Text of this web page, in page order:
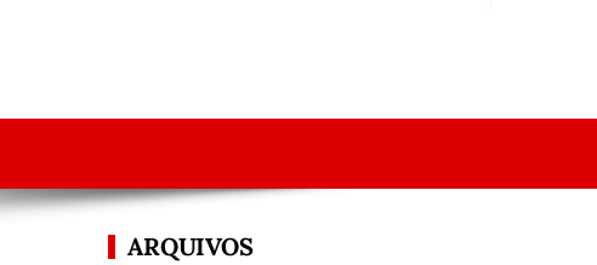
ARQUIVOS